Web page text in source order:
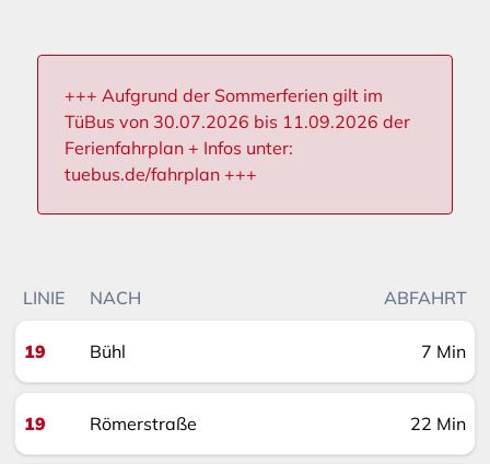
+++ Aufgrund der Sommerferien gilt im
TüBus von 30.07.2026 bis 11.09.2026 der
Ferienfahrplan + Infos unter:
tuebus.de/fahrplan +++
LINIE NACH ABFAHRT
19 Bühl 7 Min
19 Römerstraße 22 Min